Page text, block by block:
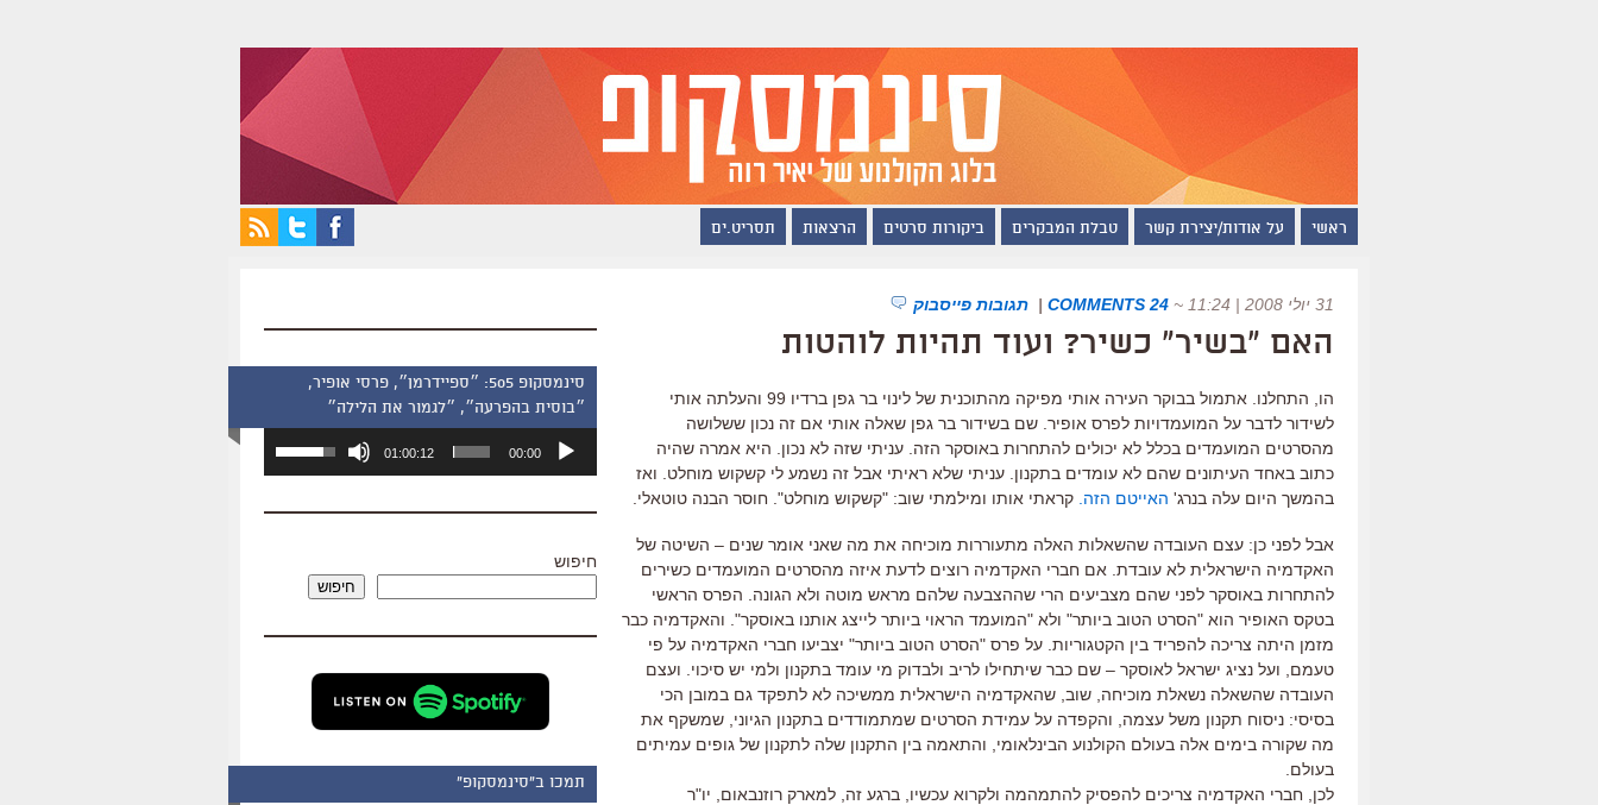
ראשי על אודות/יצירת קשר טבלת המבקרים ביקורות סרטים הרצאות תסריט.ים
31 יולי 2008 | 11:24 ~
24 COMMENTS
| תגובות פייסבוק
האם "בשיר" כשיר? ועוד תהיות לוהטות
הו, התחלנו. אתמול בבוקר העירה אותי מפיקה מהתוכנית של לינוי בר גפן ברדיו 99 והעלתה אותי
לשידור לדבר על המועמדויות לפרס אופיר. שם בשידור בר גפן שאלה אותי אם זה נכון ששלושה
מהסרטים המועמדים בכלל לא יכולים להתחרות באוסקר הזה. עניתי שזה לא נכון. היא אמרה שהיה
כתוב באחד העיתונים שהם לא עומדים בתקנון. עניתי שלא ראיתי אבל זה נשמע לי קשקוש מוחלט. ואז
בהמשך היום עלה בנרג' האייטם הזה. קראתי אותו ומילמתי שוב: "קשקוש מוחלט". חוסר הבנה טוטאלי.
אבל לפני כן: עצם העובדה שהשאלות האלה מתעוררות מוכיחה את מה שאני אומר שנים – השיטה של
האקדמיה הישראלית לא עובדת. אם חברי האקדמיה רוצים לדעת איזה מהסרטים המועמדים כשירים
להתחרות באוסקר לפני שהם מצביעים הרי שההצבעה שלהם מראש מוטה ולא הגונה. הפרס הראשי
בטקס האופיר הוא "הסרט הטוב ביותר" ולא "המועמד הראוי ביותר לייצג אותנו באוסקר". והאקדמיה כבר
מזמן היתה צריכה להפריד בין הקטגוריות. על פרס "הסרט הטוב ביותר" יצביעו חברי האקדמיה על פי
טעמם, ועל נציג ישראל לאוסקר – שם כבר שיתחילו לריב ולבדוק מי עומד בתקנון ולמי יש סיכוי. ועצם
העובדה שהשאלה נשאלת מוכיחה, שוב, שהאקדמיה הישראלית ממשיכה לא לתפקד גם במובן הכי
בסיסי: ניסוח תקנון משל עצמה, והקפדה על עמידת הסרטים שמתמודדים בתקנון הגיוני, שמשקף את
מה שקורה בימים אלה בעולם הקולנוע הבינלאומי, והתאמה בין התקנון שלה לתקנון של גופים עמיתים
בעולם.
לכן, חברי האקדמיה צריכים להפסיק להתמהמה ולקרוא עכשיו, ברגע זה, למארק רוזנבאום, יו"ר
סינמסקופ 505: ״ספיידרמן״, פרסי אופיר,
״בוסית בהפרעה״, ״לגמור את הלילה״
אודיו
00:00
01:00:12
השתמש
כדי
שמע.
חיפוש
חיפוש
תמכו ב"סינמסקופ"